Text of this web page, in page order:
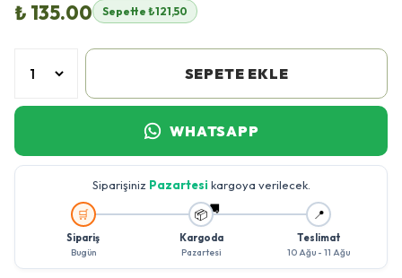
₺ 135.00 Sepette ₺121,50
SEPETE EKLE
WHATSAPP
Siparişiniz Pazartesi kargoya verilecek.
🛒
Sipariş
Bugün
📦
Kargoda
Pazartesi
📍
Teslimat
10 Ağu - 11 Ağu